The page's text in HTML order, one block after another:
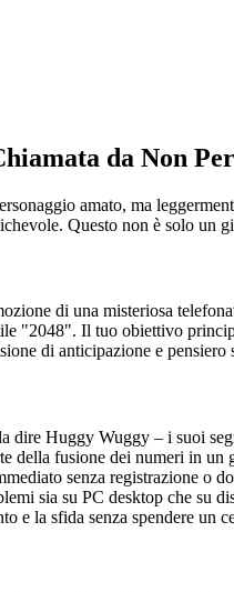
da Non
amato, ma
Questo non è solo un
di una misteriosa
"2048". Il tuo obiettivo
di anticipazione e
dire Huggy Wuggy – i suoi
della fusione dei numeri in un
senza registrazione o
sia su PC desktop che su
e la sfida senza spendere un